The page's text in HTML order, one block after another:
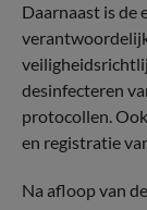
Daarnaast is de
desinfecteren
protocollen.
en registratie
Na afloop van